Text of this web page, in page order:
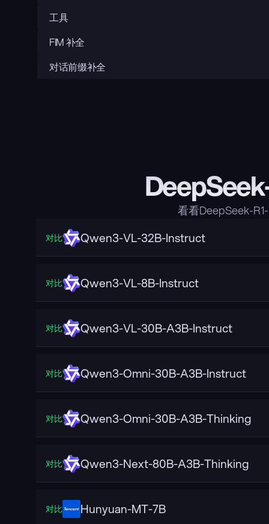
工具
FIM 补全
对话前缀补全
看看DeepSeek-
对比 Qwen3-VL-32B-Instruct
对比 Qwen3-VL-8B-Instruct
对比 Qwen3-VL-30B-A3B-Instruct
对比 Qwen3-Omni-30B-A3B-Instruct
对比 Qwen3-Omni-30B-A3B-Thinking
对比 Qwen3-Next-80B-A3B-Thinking
对比 Hunyuan-MT-7B